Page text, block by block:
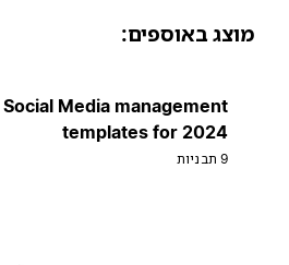
באוספים:
Social Media management
templates for 2024